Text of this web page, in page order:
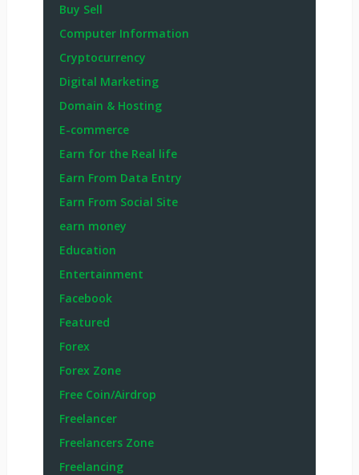
Buy Sell
Computer Information
Cryptocurrency
Digital Marketing
Domain & Hosting
E-commerce
Earn for the Real life
Earn From Data Entry
Earn From Social Site
earn money
Education
Entertainment
Facebook
Featured
Forex
Forex Zone
Free Coin/Airdrop
Freelancer
Freelancers Zone
Freelancing